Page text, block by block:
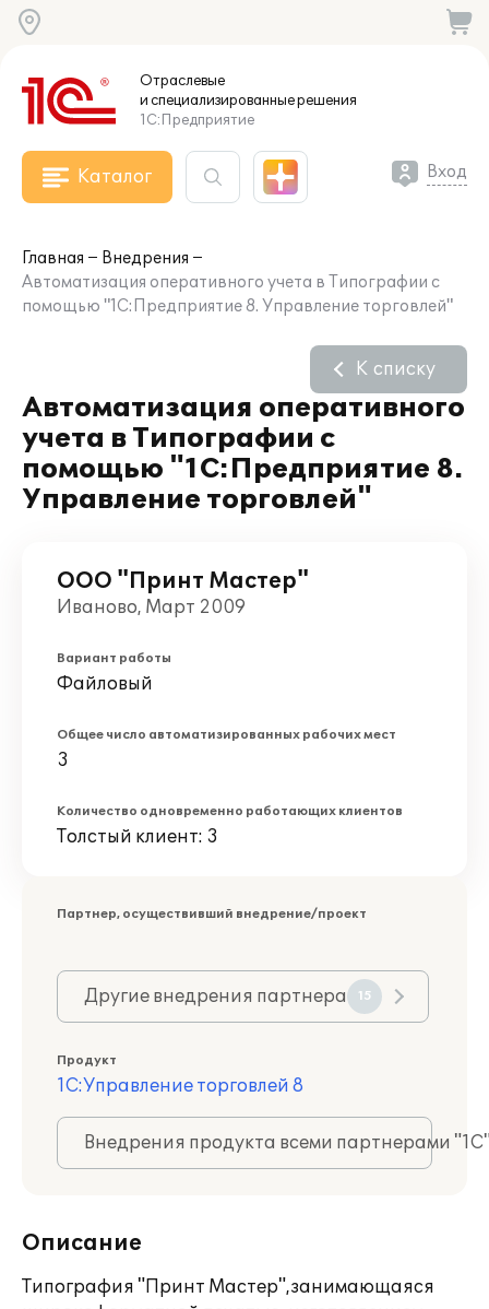
Отраслевые
и специализированныерешения
1С:Предприятие
Каталог Вход
Главная
Внедрения
Автоматизация оперативного учета в Типографии с
помощью "1С:Предприятие 8. Управление торговлей"
Автоматизация оперативного
учета в Типографии с
помощью "1С:Предприятие 8.
Управление торговлей"
К списку
ООО "Принт Мастер"
Иваново, Март 2009
Вариант работы
Файловый
Общее число автоматизированных рабочих мест
3
Количество одновременно работающих клиентов
Толстый клиент: 3
Партнер, осуществивший внедрение/проект
Другие внедрения партнера 15
Продукт
1С:Управление торговлей 8
Внедрения продукта всеми партнерами
Описание
Типография "Принт Мастер",занимающаяся